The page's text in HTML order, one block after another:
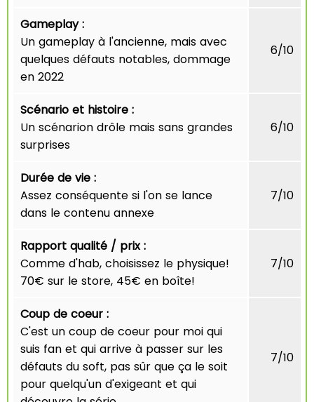
Gameplay :
Un gameplay à l'ancienne, mais avec
quelques défauts notables, dommage
en 2022
6/10
Scénario et histoire :
Un scénarion drôle mais sans grandes
surprises
6/10
Durée de vie :
Assez conséquente si l'on se lance
dans le contenu annexe
7/10
Rapport qualité / prix :
Comme d'hab, choisissez le physique!
70€ sur le store, 45€ en boîte!
7/10
Coup de coeur :
C'est un coup de coeur pour moi qui
suis fan et qui arrive à passer sur les
défauts du soft, pas sûr que ça le soit
pour quelqu'un d'exigeant et qui
7/10